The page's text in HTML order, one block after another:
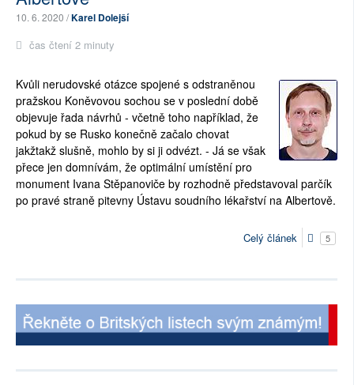
10. 6. 2020 /Karel Dolejší
čas čtení 2 minuty
Kvůli nerudovské otázce spojené s odstraněnou
pražskou Koněvovou sochou se v poslední době
objevuje řada návrhů - včetně toho například, že
pokud by se Rusko konečně začalo chovat
jakžtakž slušně, mohlo by si ji odvézt. - Já se však
přece jen domnívám, že optimální umístění pro
monument Ivana Stěpanoviče by rozhodně představoval parčík
po pravé straně pitevny Ústavu soudního lékařství na Albertově.
Celý článek 5